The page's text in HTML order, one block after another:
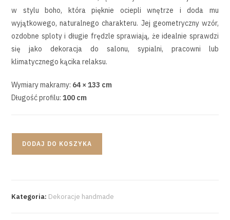
w stylu boho, która pięknie ociepli wnętrze i doda mu
wyjątkowego, naturalnego charakteru. Jej geometryczny wzór,
ozdobne sploty i długie frędzle sprawiają, że idealnie sprawdzi
się jako dekoracja do salonu, sypialni, pracowni lub
klimatycznego kącika relaksu.
Wymiary makramy: 64 × 133 cm
Długość profilu:100 cm
DODAJ DO KOSZYKA
Kategoria: Dekoracje handmade